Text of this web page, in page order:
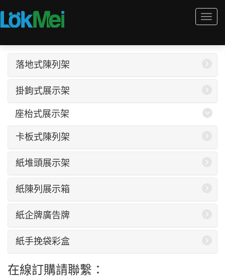
落地式陳列架
掛鉤式展示架
座枱式展示架
卡板式陳列架
紙堆頭展示架
紙陳列展示箱
紙企牌廣告牌
紙手挽袋彩盒
在線訂購請聯繫：